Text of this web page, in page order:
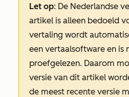
Let op: De Nederlandse
artikel is alleen bedoeld
vertaling wordt
een vertaalsoftware en is
proefgelezen. Daarom
versie van dit artikel
de meest recente versie